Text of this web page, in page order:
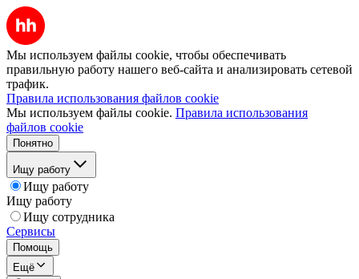
Мы используем файлы cookie, чтобы обеспечивать
правильную работу нашего веб-сайта и анализировать сетевой
трафик.
Правила использования файлов cookie
Мы используем файлы cookie. Правила использования
файлов cookie
Понятно
Ищу работу
Ищу работу
Ищу работу
Ищу сотрудника
Сервисы
Помощь
Ещё